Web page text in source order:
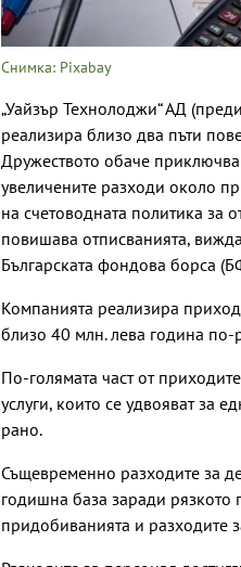
Снимка: Pixabay
„Уайзър Технолоджи“ АД
реализира близо два пъти
Дружеството обаче приключва
увеличените разходи около
на счетоводната политика за
повишава отписванията,
Българската фондова борса
Компанията реализира
близо 40 млн. лева година по-
По-голямата част от
услуги, които се удвояват за
рано.
Същевременно разходите за
годишна база заради
придобиванията и разходите